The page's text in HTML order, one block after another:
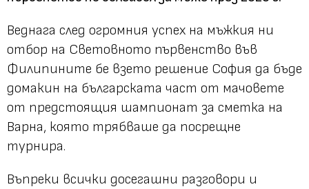
Веднага след огромния успех на мъжкия ни
отбор на Световното първенство във
Филипините бе взето решение София да бъде
домакин на българската част от мачовете
от предстоящия шампионат за сметка на
Варна, която трябваше да посрещне
турнира.
Въпреки всички досегашни разговори и